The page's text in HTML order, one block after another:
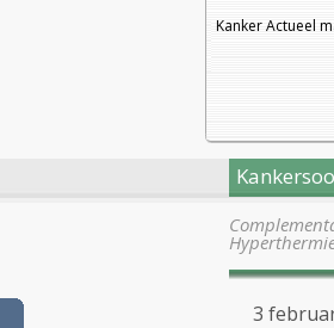
Kanker Actueel
3